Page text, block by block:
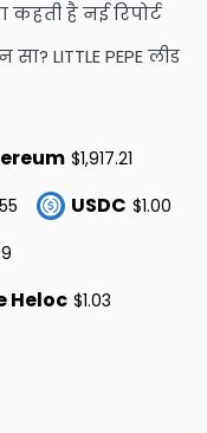
है नई रिपोर्ट
LITTLE PEPE लीड
$1,917.21
USDC $1.00
Heloc $1.03